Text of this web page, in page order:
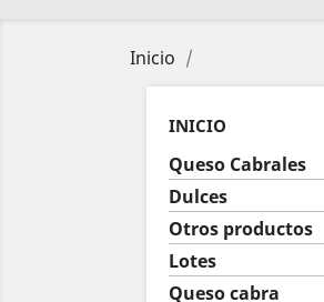
Inicio
INICIO
Queso Cabrales
Dulces
Otros productos
Lotes
Queso cabra